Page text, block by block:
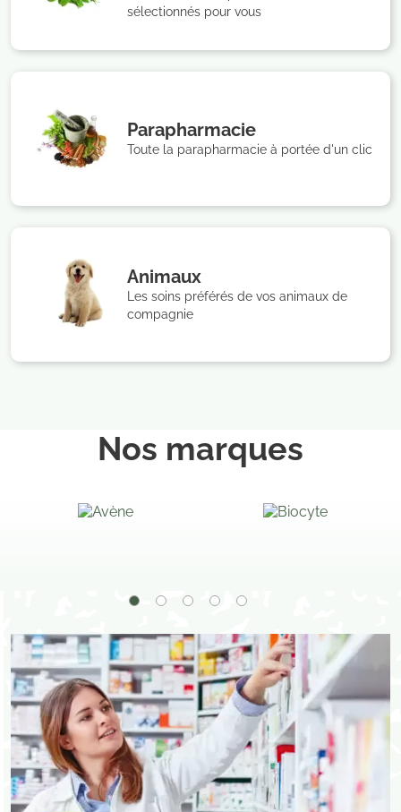
sélectionnés pour vous
Parapharmacie
Toute la parapharmacie à portée d'un clic
Animaux
Les soins préférés de vos animaux de
compagnie
Nos marques